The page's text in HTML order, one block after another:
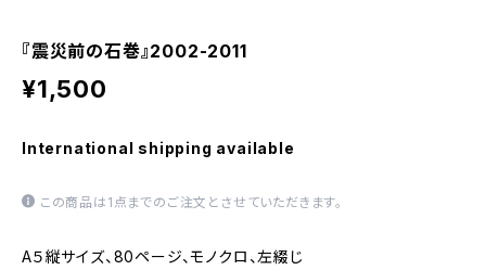
『震災前の石巻』2002-2011
¥1,500
International shipping available
この商品は1点までのご注文とさせていただきます。
A５縦サイズ、80ページ、モノクロ、左綴じ